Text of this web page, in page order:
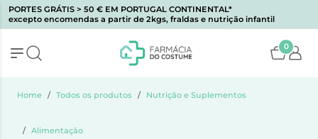
PORTES GRÁTIS > 50 € EM PORTUGAL CONTINENTAL*
excepto encomendas a partir de 2kgs, fraldas e nutrição infantil
0
Home Todos os produtos Nutrição e Suplementos
Alimentação